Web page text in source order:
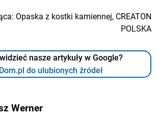
Opaska z kostki kamiennej, CREATON
POLSKA
nasze artykuły w Google?
do ulubionych źródeł
Werner